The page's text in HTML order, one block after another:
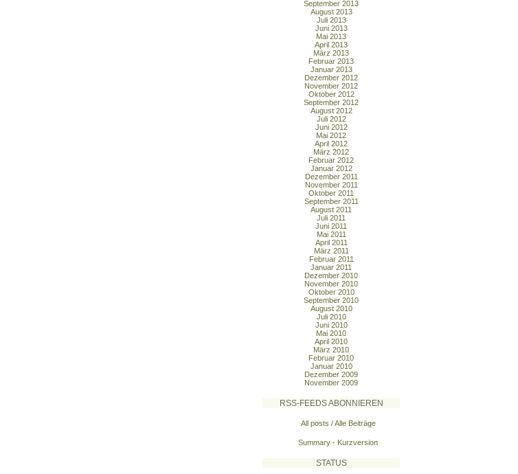
September 2013
August 2013
Juli 2013
Juni 2013
Mai 2013
April 2013
März 2013
Februar 2013
Januar 2013
Dezember 2012
November 2012
Oktober 2012
September 2012
August 2012
Juli 2012
Juni 2012
Mai 2012
April 2012
März 2012
Februar 2012
Januar 2012
Dezember 2011
November 2011
Oktober 2011
September 2011
August 2011
Juli 2011
Juni 2011
Mai 2011
April 2011
März 2011
Februar 2011
Januar 2011
Dezember 2010
November 2010
Oktober 2010
September 2010
August 2010
Juli 2010
Juni 2010
Mai 2010
April 2010
März 2010
Februar 2010
Januar 2010
Dezember 2009
November 2009
RSS-FEEDS ABONNIEREN
All posts / Alle Beiträge
Summary - Kurzversion
STATUS